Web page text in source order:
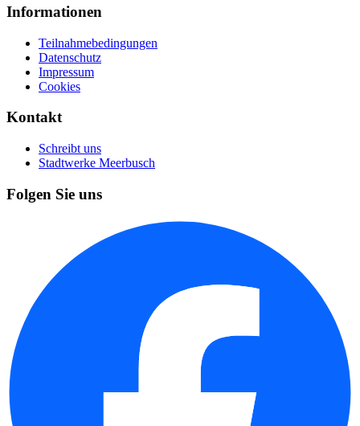
Informationen
Teilnahmebedingungen
Datenschutz
Impressum
Cookies
Kontakt
Schreibt uns
Stadtwerke Meerbusch
Folgen Sie uns